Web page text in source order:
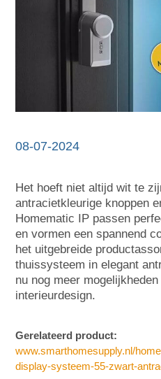
08-07-2024
Het hoeft niet altijd wit te
antracietkleurige knoppen
Homematic IP passen
en vormen een spannend
het uitgebreide
thuissysteem in elegant
nu nog meer
interieurdesign.
Gerelateerd product:
www.smarthomesupply.nl/
display-systeem-55-zwart-